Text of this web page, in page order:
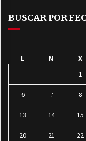
BUSCAR POR
L M X
1
6 7 8
13 14 15
20 21 22